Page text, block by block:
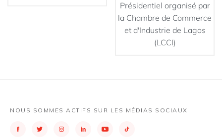
Présidentiel organisé par
la Chambre de Commerce
et d'Industrie de Lagos
(LCCI)
NOUS SOMMES ACTIFS SUR LES MÉDIAS SOCIAUX